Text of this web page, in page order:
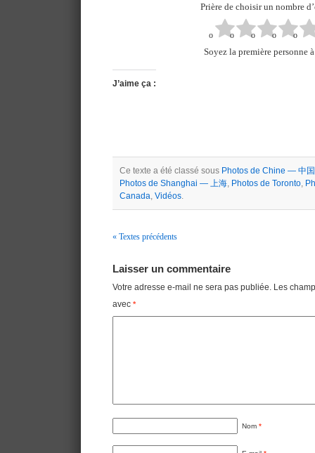
Prière de choisir un nombre
Soyez la première personne
J’aime ça :
Ce texte a été classé sous Photos de Chine — 中国
Photos de Shanghai — 上海, Photos de Toronto,
Canada, Vidéos.
« Textes précédents
Laisser un commentaire
Votre adresse e-mail ne sera pas publiée. Les
avec *
Nom *